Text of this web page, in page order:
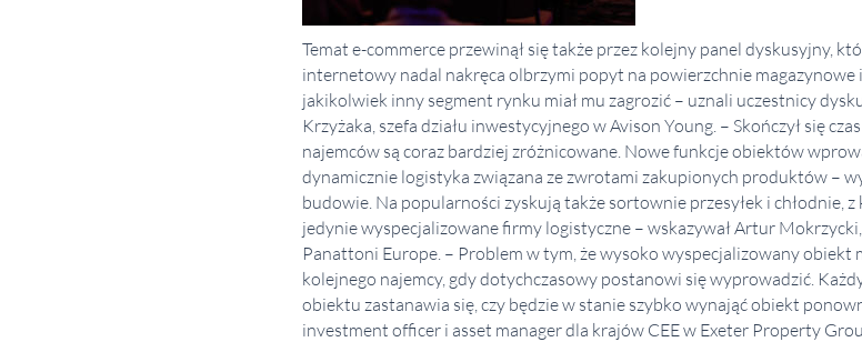
Temat e-commerce przewinął się także przez kolejny panel dyskusyjny,
internetowy nadal nakręca olbrzymi popyt na powierzchnie magazynowe
jakikolwiek inny segment rynku miał mu zagrozić – uznali uczestnicy
Krzyżaka, szefa działu inwestycyjnego w Avison Young. – Skończył się
najemców są coraz bardziej zróżnicowane. Nowe funkcje obiektów
dynamicznie logistyka związana ze zwrotami zakupionych produktów –
budowie. Na popularności zyskują także sortownie przesyłek i chłodnie,
jedynie wyspecjalizowane firmy logistyczne – wskazywał Artur
Panattoni Europe. – Problem w tym, że wysoko wyspecjalizowany obiekt
kolejnego najemcy, gdy dotychczasowy postanowi się wyprowadzić.
obiektu zastanawia się, czy będzie w stanie szybko wynająć obiekt
investment officer i asset manager dla krajów CEE w Exeter Property